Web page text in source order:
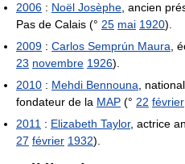
2006 : Noël Josèphe, ancien
Pas de Calais (° 25 mai 1920).
2009 : Carlos Semprún Maura,
23 novembre 1926).
2010 : Mehdi Bennouna,
fondateur de la MAP (° 22 février
2011 : Elizabeth Taylor, actrice
27 février 1932).